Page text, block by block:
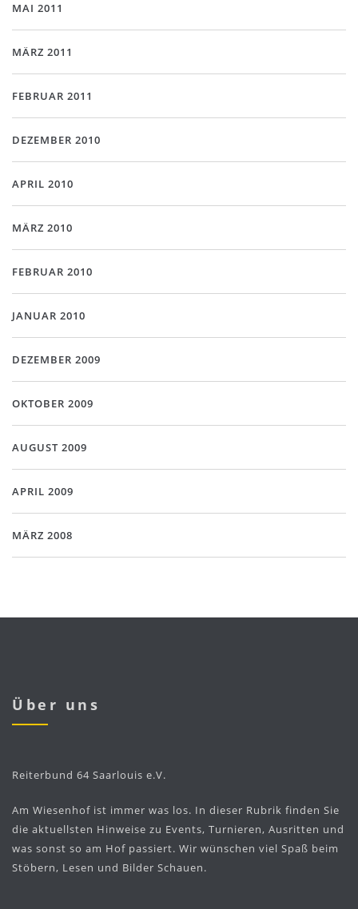
MAI 2011
MÄRZ 2011
FEBRUAR 2011
DEZEMBER 2010
APRIL 2010
MÄRZ 2010
FEBRUAR 2010
JANUAR 2010
DEZEMBER 2009
OKTOBER 2009
AUGUST 2009
APRIL 2009
MÄRZ 2008
Über uns
Reiterbund 64 Saarlouis e.V.
Am Wiesenhof ist immer was los. In dieser Rubrik finden Sie
die aktuellsten Hinweise zu Events, Turnieren, Ausritten und
was sonst so am Hof passiert. Wir wünschen viel Spaß beim
Stöbern, Lesen und Bilder Schauen.